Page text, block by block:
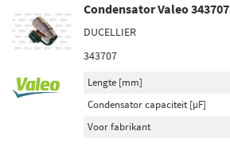
Condensator Valeo 343707
DUCELLIER
343707
Lengte [mm]
Condensator capaciteit [µF]
Voor fabrikant